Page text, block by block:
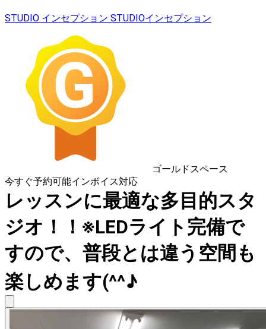
STUDIO インセプション STUDIOインセプション
ゴールドスペース
今すぐ予約可能インボイス対応
レッスンに最適な多目的スタ
ジオ！！※LEDライト完備で
すので、普段とは違う空間も
楽しめます(^^♪